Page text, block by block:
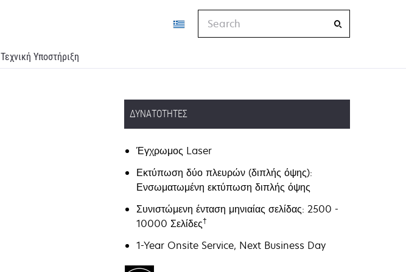
Τεχνική Υποστήριξη
ΔΥΝΑΤΌΤΗΤΕΣ
Έγχρωμος Laser
Εκτύπωση δύο πλευρών (διπλής όψης):
Ενσωματωμένη εκτύπωση διπλής όψης
Συνιστώμενη ένταση μηνιαίας σελίδας: 2500 -
10000 Σελίδες†
1-Year Onsite Service, Next Business Day